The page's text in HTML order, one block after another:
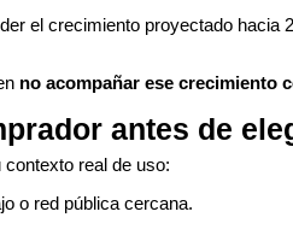
el crecimiento proyectado hacia
no acompañar ese crecimiento
antes de
real de uso:
o red pública cercana.